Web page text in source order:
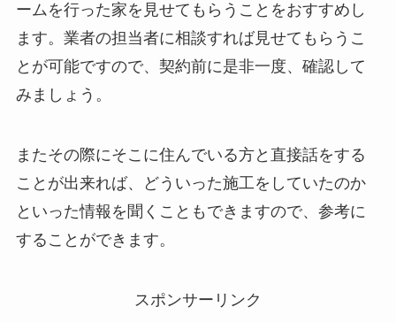
ームを行った家を見せてもらうことをおすすめし
ます。業者の担当者に相談すれば見せてもらうこ
とが可能ですので、契約前に是非一度、確認して
みましょう。
またその際にそこに住んでいる方と直接話をする
ことが出来れば、どういった施工をしていたのか
といった情報を聞くこともできますので、参考に
することができます。
スポンサーリンク